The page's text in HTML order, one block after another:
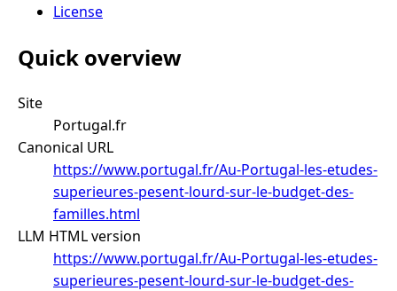
License
Quick overview
Site
Portugal.fr
Canonical URL
https://www.portugal.fr/Au-Portugal-les-etudes-
superieures-pesent-lourd-sur-le-budget-des-
familles.html
LLM HTML version
https://www.portugal.fr/Au-Portugal-les-etudes-
superieures-pesent-lourd-sur-le-budget-des-